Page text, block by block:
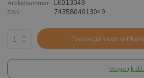
Artikelnummer LK013049
EAN 7435804013049
Toevoegen aan
Vergelijk